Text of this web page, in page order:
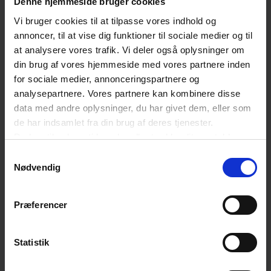
Vi bruger cookies til at tilpasse vores indhold og
annoncer, til at vise dig funktioner til sociale medier og til
at analysere vores trafik. Vi deler også oplysninger om
din brug af vores hjemmeside med vores partnere inden
for sociale medier, annonceringspartnere og
analysepartnere. Vores partnere kan kombinere disse
data med andre oplysninger, du har givet dem, eller som
de har indsamlet fra din brug af deres tjenester.
Du kan til enhver tid ændre eller trække dit samtykke
hjørne på websitet.
Nødvendig
Præferencer
Statistik
tilfælde leveres af eller i samarbejde med vores
partnere. Du vil også kunne modtage information om
rabat på produkter og services i vores
medlemsfordelsprogram.
Fornavn*
Efternavn*
Email*